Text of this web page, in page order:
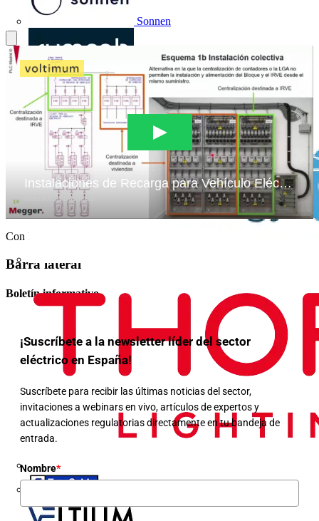
Sonnen
SUMCAB
Con Pablo Burgos
Barra lateral
Boletín informativo
¡Suscríbete a la newsletter líder del sector
eléctrico en España!
Suscríbete para recibir las últimas noticias del sector,
invitaciones a webinars en vivo, artículos de expertos y
actualizaciones regulatorias directamente en tu bandeja de
entrada.
Nombre*